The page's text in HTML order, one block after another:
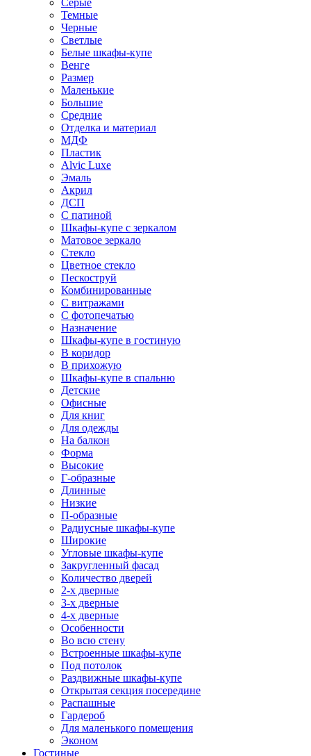
Серые
Темные
Черные
Светлые
Белые шкафы-купе
Венге
Размер
Маленькие
Большие
Средние
Отделка и материал
МДФ
Пластик
Alvic Luxe
Эмаль
Акрил
ДСП
С патиной
Шкафы-купе с зеркалом
Матовое зеркало
Стекло
Цветное стекло
Пескоструй
Комбинированные
С витражами
С фотопечатью
Назначение
Шкафы-купе в гостиную
В коридор
В прихожую
Шкафы-купе в спальню
Детские
Офисные
Для книг
Для одежды
На балкон
Форма
Высокие
Г-образные
Длинные
Низкие
П-образные
Радиусные шкафы-купе
Широкие
Угловые шкафы-купе
Закругленный фасад
Количество дверей
2-х дверные
3-х дверные
4-х дверные
Особенности
Во всю стену
Встроенные шкафы-купе
Под потолок
Раздвижные шкафы-купе
Открытая секция посередине
Распашные
Гардероб
Для маленького помещения
Эконом
Гостиные